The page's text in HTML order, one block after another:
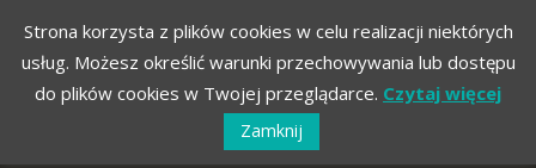
Strona korzysta z plików cookies w celu realizacji niektórych
usług. Możesz określić warunki przechowywania lub dostępu
do plików cookies w Twojej przeglądarce. Czytaj więcej
Zamknij